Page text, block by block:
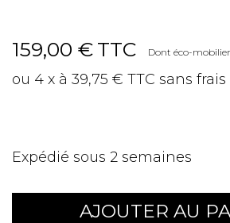
159,00 € TTC Dont éco-mobilier
ou 4 x à 39,75 € TTC sans frais
Expédié sous 2 semaines
AJOUTER AU